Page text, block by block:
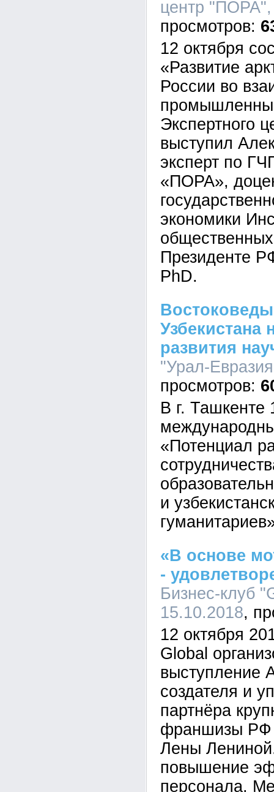
центр
12 октября
«Развитие
России во
Экспертного
выступил
эксперт по
«ПОРА»,
экономики
Президенте
PhD.
Узбекистана
развития
"Урал-
В г. Ташкенте
«Потенциал
и
«В основе
-
Бизнес-клуб
15.10.2018
12 октября
Global
выступление
создателя и
партнёра
франшизы РФ
Лены
повышение
персонала.